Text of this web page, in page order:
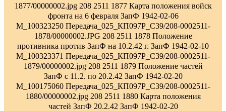
1877/00000002.jpg 208 2511 1877 Карта положения войск
фронта на 6 февраля ЗапФ 1942-02-06
M_100323250 Передача_025_КП097Р_С39/208-0002511-
1878/00000002.JPG 208 2511 1878 Положение
противника против ЗапФ на 10.2.42 г. ЗапФ 1942-02-10
M_100323371 Передача_025_КП097Р_С39/208-0002511-
1879/00000002.jpg 208 2511 1879 Положение частей
ЗапФ с 11.2. по 20.2.42 ЗапФ 1942-02-20
M_100175060 Передача_025_КП097Р_С39/208-0002511-
1880/00000002.jpg 208 2511 1880 Карта положения
частей ЗапФ 20.2.42 ЗапФ 1942-02-20